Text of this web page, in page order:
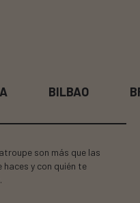
BILBAO
son más que las
y con quién te